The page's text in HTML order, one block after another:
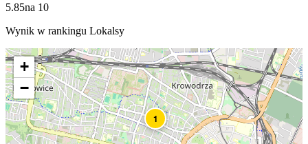
5.85na 10
Wynik w rankingu Lokalsy
1
+
−